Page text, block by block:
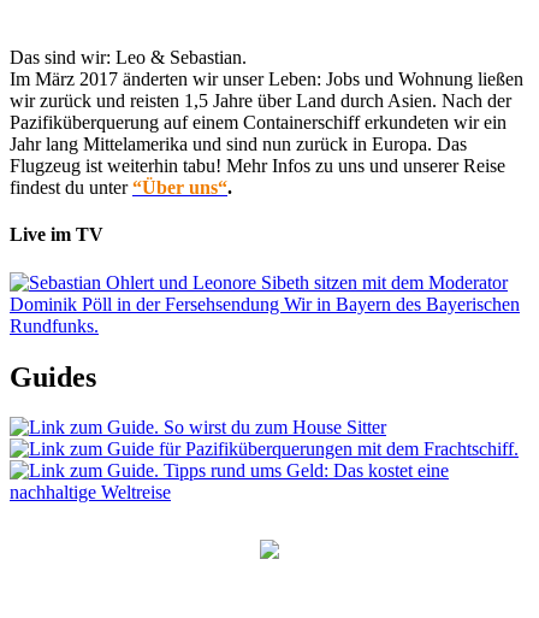
Das sind wir: Leo & Sebastian.
Im März 2017 änderten wir unser Leben: Jobs und Wohnung ließen
wir zurück und reisten 1,5 Jahre über Land durch Asien. Nach der
Pazifiküberquerung auf einem Containerschiff erkundeten wir ein
Jahr lang Mittelamerika und sind nun zurück in Europa. Das
Flugzeug ist weiterhin tabu! Mehr Infos zu uns und unserer Reise
findest du unter“Über uns“.
Live im TV
Guides